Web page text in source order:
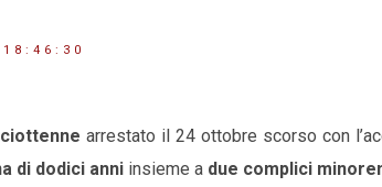
arrestato il 24 ottobre scorso con
di dodici anni insieme a due complici